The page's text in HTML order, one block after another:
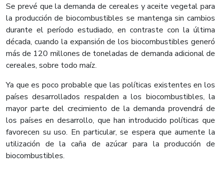
Se prevé que la demanda de cereales y aceite vegetal para
la producción de biocombustibles se mantenga sin cambios
durante el período estudiado, en contraste con la última
década, cuando la expansión de los biocombustibles generó
más de 120 millones de toneladas de demanda adicional de
cereales, sobre todo maíz.
Ya que es poco probable que las políticas existentes en los
países desarrollados respalden a los biocombustibles, la
mayor parte del crecimiento de la demanda provendrá de
los países en desarrollo, que han introducido políticas que
favorecen su uso. En particular, se espera que aumente la
utilización de la caña de azúcar para la producción de
biocombustibles.